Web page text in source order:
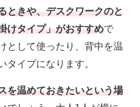
ときや、デスクワークのと
けタイプ」がおすすめで
として使ったり、背中を温
タイプになります。
を温めておきたいという場